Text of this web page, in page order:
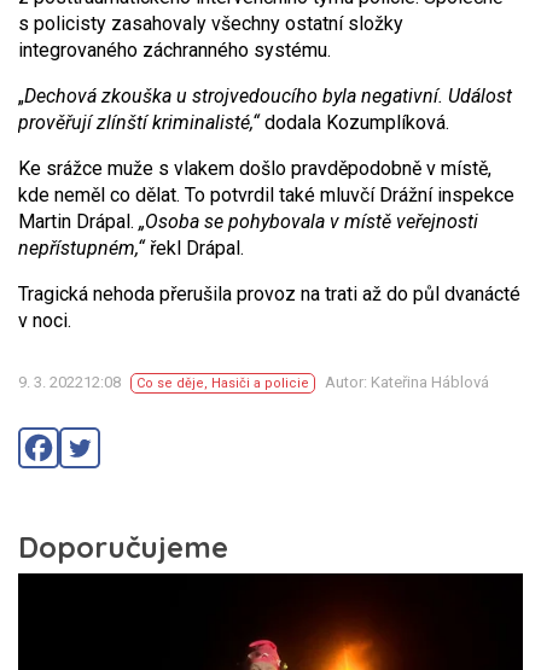
s policisty zasahovaly všechny ostatní složky
integrovaného záchranného systému.
„Dechová zkouška u strojvedoucího byla negativní. Událost
prověřují zlínští kriminalisté,“dodala Kozumplíková.
Ke srážce muže s vlakem došlo pravděpodobně v místě,
kde neměl co dělat. To potvrdil také mluvčí Drážní inspekce
Martin Drápal. „Osoba se pohybovala v místě veřejnosti
nepřístupném,“řekl Drápal.
Tragická nehoda přerušila provoz na trati až do půl dvanácté
v noci.
9. 3. 202212:08 Co se děje, Hasiči a policie Autor: Kateřina Háblová